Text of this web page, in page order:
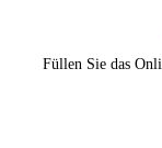
Füllen Sie das